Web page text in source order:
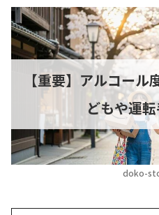
doko-
【重要】アルコー
どもや運